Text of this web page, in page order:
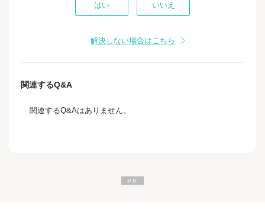
はい いいえ
解決しない場合はこちら
関連するQ&A
関連するQ&Aはありません。